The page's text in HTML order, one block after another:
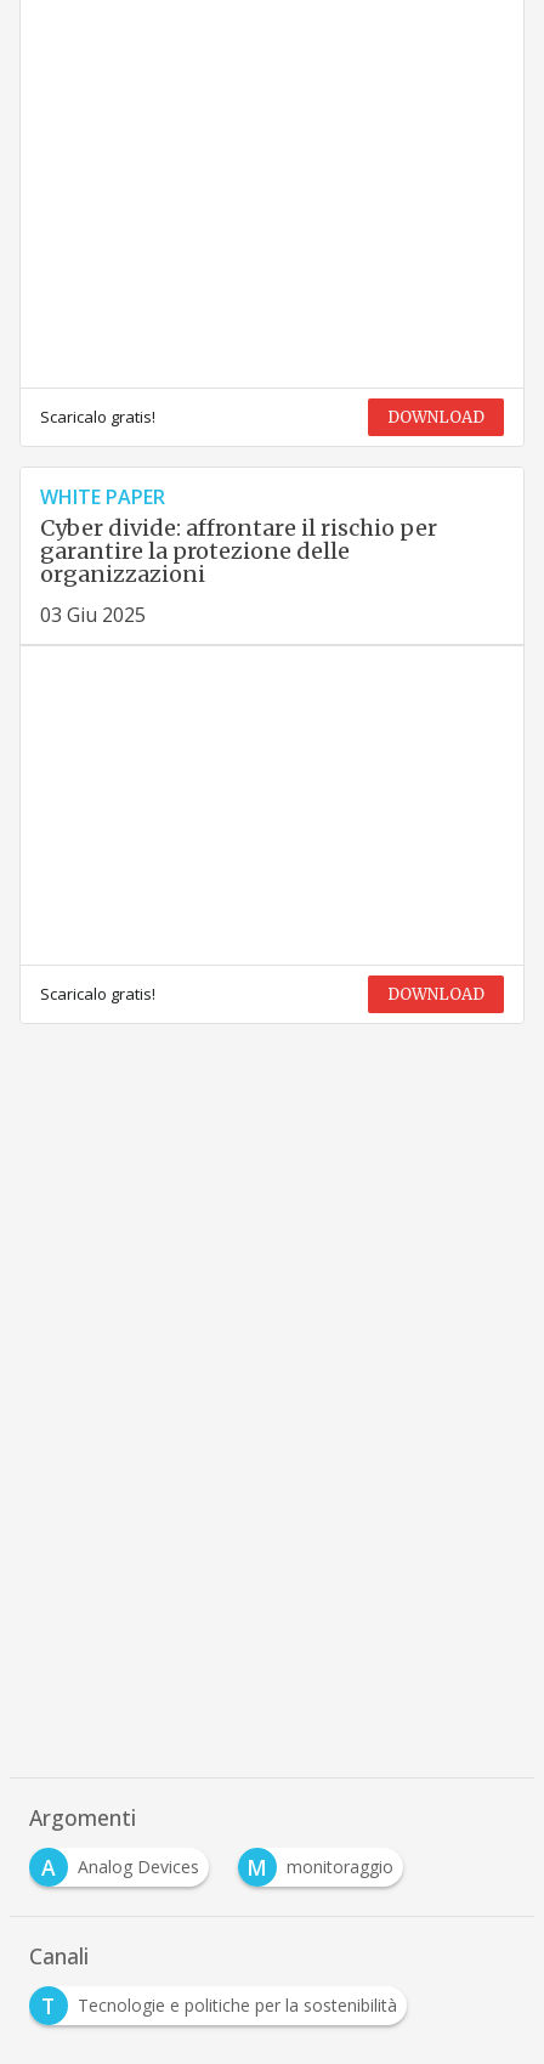
Scaricalo gratis! DOWNLOAD
WHITE PAPER
Cyber divide: affrontare il rischio per
garantire la protezione delle
organizzazioni
03 Giu 2025
Scaricalo gratis! DOWNLOAD
Argomenti
A
Analog Devices M monitoraggio
Canali
T
Tecnologie e politiche per la sostenibilità